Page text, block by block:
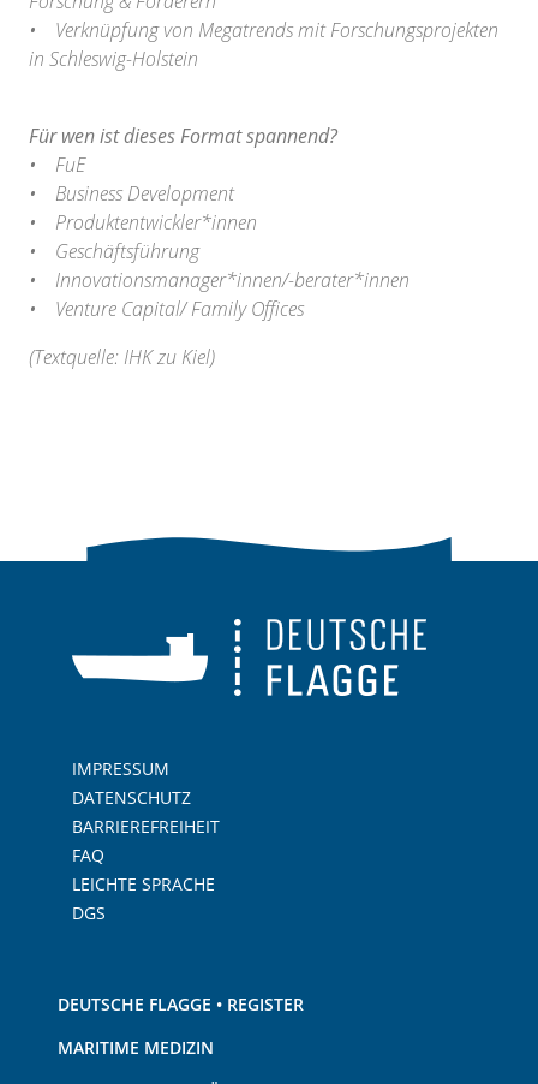
• Verknüpfung von Megatrends mit Forschungsprojekten
in Schleswig-Holstein
Für wen ist dieses Format spannend?
• FuE
• Business Development
• Produktentwickler*innen
• Geschäftsführung
• Innovationsmanager*innen/-berater*innen
• Venture Capital/ Family Offices
(Textquelle: IHK zu Kiel)
IMPRESSUM
DATENSCHUTZ
BARRIEREFREIHEIT
FAQ
LEICHTE SPRACHE
DGS
DEUTSCHE FLAGGE • REGISTER
MARITIME MEDIZIN